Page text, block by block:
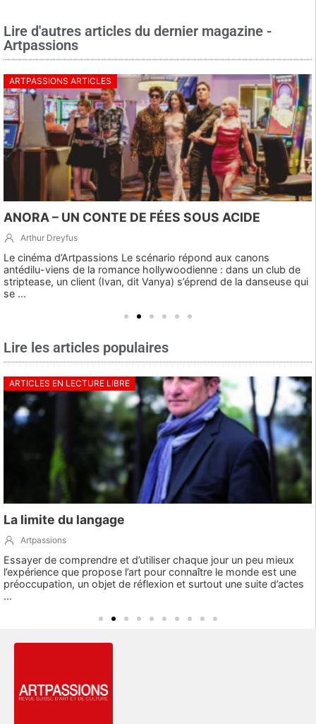
Lire d'autres articles du dernier magazine -
Artpassions
ARTPASSIONS ARTICLES
ANORA – UN CONTE DE FÉES SOUS ACIDE
Arthur Dreyfus
Le cinéma d’Artpassions Le scénario répond aux canons
antédilu-viens de la romance hollywoodienne : dans un club de
striptease, un client (Ivan, dit Vanya) s’éprend de la danseuse qui
se ...
Lire les articles populaires
ARTICLES EN LECTURE LIBRE
La limite du langage
Artpassions
Essayer de comprendre et d’utiliser chaque jour un peu mieux
l’expérience que propose l’art pour connaître le monde est une
préoccupation, un objet de réflexion et surtout une suite d’actes
...